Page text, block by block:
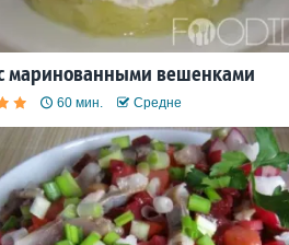
маринованными вешенками
60 мин. Средне